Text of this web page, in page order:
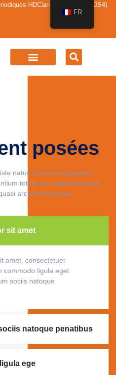
HDClarity (HDClarity-PDS4)
posées
natus error sit voluptatem
totam rem aperiam eaque
architecto beatae.
sit amet
amet, consectetuer
commodo ligula eget
sociis natoque
natoque penatibus
ege
FR